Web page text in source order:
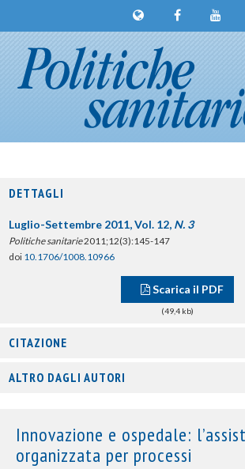
DETTAGLI
Luglio-Settembre 2011, Vol. 12, N. 3
Politiche sanitarie2011;12(3):145-147
doi 10.1706/1008.10966
Scarica il PDF
(49,4 kb)
CITAZIONE
ALTRO DAGLI AUTORI
Innovazione e ospedale:
organizzata per processi